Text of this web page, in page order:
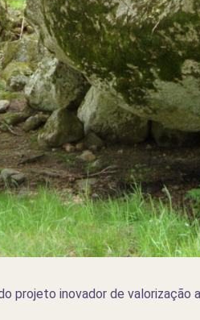
projeto inovador de valorização